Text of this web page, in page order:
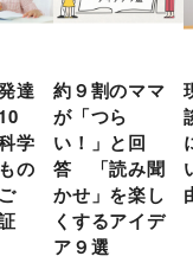
達
学
の
約９割のママ
が「つら
い！」と回
答 「読み聞
かせ」を楽し
くするアイデ
ア９選